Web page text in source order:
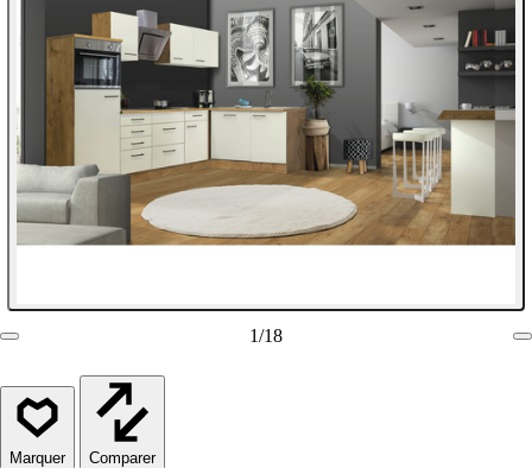
1/18
Comparer